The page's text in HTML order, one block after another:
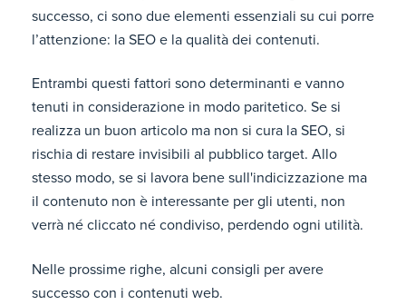
successo, ci sono due elementi essenziali su cui porre
l’attenzione: la SEO e la qualità dei contenuti.
Entrambi questi fattori sono determinanti e vanno
tenuti in considerazione in modo paritetico. Se si
realizza un buon articolo ma non si cura la SEO, si
rischia di restare invisibili al pubblico target. Allo
stesso modo, se si lavora bene sull'indicizzazione ma
il contenuto non è interessante per gli utenti, non
verrà né cliccato né condiviso, perdendo ogni utilità.
Nelle prossime righe, alcuni consigli per avere
successo con i contenuti web.